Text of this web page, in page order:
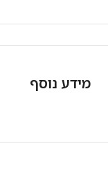
מידע נוסף